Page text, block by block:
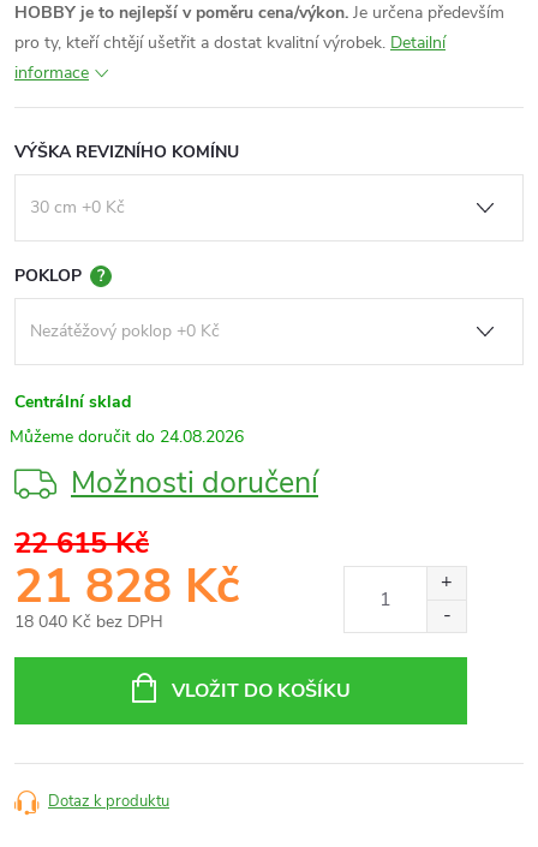
HOBBY je to nejlepší v poměru cena/výkon. Je určena především
pro ty, kteří chtějí ušetřit a dostat kvalitní výrobek. Detailní
informace
VÝŠKA REVIZNÍHO KOMÍNU
POKLOP ?
Centrální sklad
24.08.2026
Možnosti doručení
22 615 Kč
21 828 Kč
18 040 Kč bez DPH
VLOŽIT DO KOŠÍKU
Dotaz k produktu